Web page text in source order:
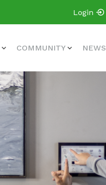
Login
COMMUNITY NEWS